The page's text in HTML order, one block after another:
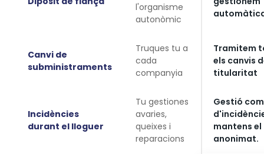
l'organisme
autonòmic
Canvi de
subministraments
Truques tu a
cada
companyia
Tramitem
els canvis
titularitat
Incidències
durant el lloguer
Tu gestiones
avaries,
queixes i
reparacions
Gestió
mantens
anonimat.